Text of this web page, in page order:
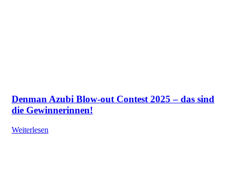
Denman Azubi Blow-out Contest 2025 – das sind
die Gewinnerinnen!
Weiterlesen